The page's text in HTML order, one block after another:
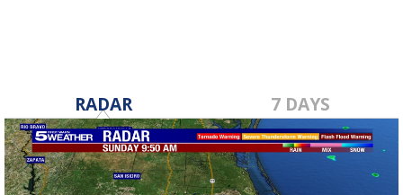
RADAR 7 DAYS